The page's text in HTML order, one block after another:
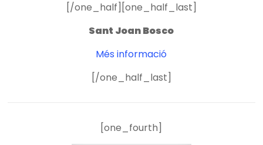
[/one_half][one_half_last]
Sant Joan Bosco
Més informació
[/one_half_last]
[one_fourth]